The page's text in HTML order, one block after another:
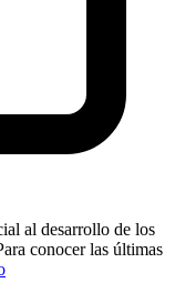
al desarrollo de los
conocer las últimas